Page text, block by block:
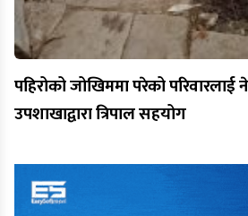
पहिरोको जोखिममा परेको
उपशाखाद्वारा त्रिपाल सहयोग